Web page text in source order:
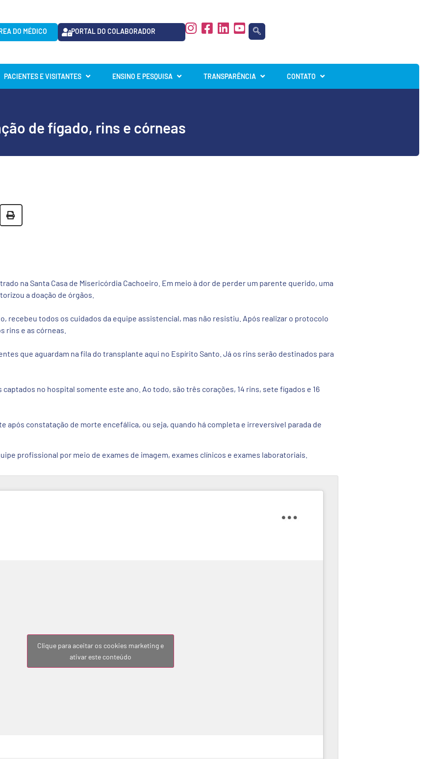
DO MÉDICO PORTAL DO COLABORADOR
PACIENTES E VISITANTES ENSINO E PESQUISA TRANSPARÊNCIA CONTATO
de fígado, rins e córneas
na Santa Casa de Misericórdia Cachoeiro. Em meio à dor de perder um parente querido, uma
a doação de órgãos.
recebeu todos os cuidados da equipe assistencial, mas não resistiu. Após realizar o protocolo
rins e as córneas.
que aguardam na fila do transplante aqui no Espírito Santo. Já os rins serão destinados para
captados no hospital somente este ano. Ao todo, são três corações, 14 rins, sete fígados e 16
após constatação de morte encefálica, ou seja, quando há completa e irreversível parada de
profissional por meio de exames de imagem, exames clínicos e exames laboratoriais.
Clique para aceitar os cookies marketing e
ativar este conteúdo